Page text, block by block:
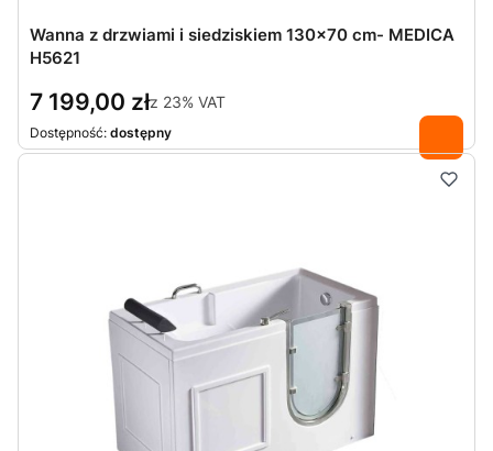
Wanna z drzwiami i siedziskiem 130x70 cm- MEDICA
H5621
7 199,00 złz 23% VAT
Dostępność: dostępny